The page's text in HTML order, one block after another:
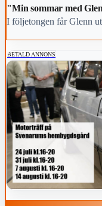
"Min sommar med
I följetongen får Glenn
BETALD ANNONS